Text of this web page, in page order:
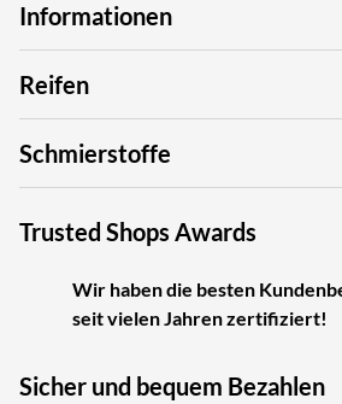
Informationen
Reifen
Schmierstoffe
Trusted Shops Awards
Wir haben die besten
seit vielen Jahren zertifiziert!
Sicher und bequem Bezahlen